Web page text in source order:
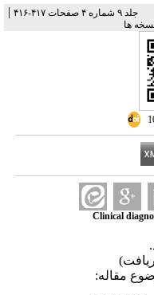
جلد ۹ شماره ۴ صفحات ۴۱۷-۴۱۶ |
ها
Clinical
مقاله: